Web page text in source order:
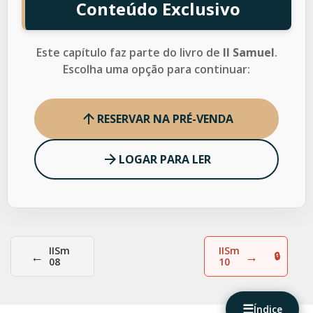
☰Índice
Conteúdo Exclusivo
Este capítulo faz parte do livro de II Samuel.
Escolha uma opção para continuar:
RESERVAR NA PRÉ-VENDA
LOGAR PARA LER
←
IISm
08
IISm
10
→